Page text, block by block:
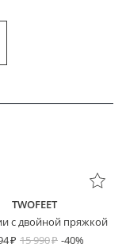
TWOFEET
с двойной пряжкой
15 990 -40%